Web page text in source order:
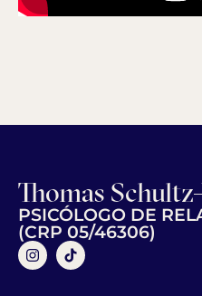
Thomas
PSICÓLOGO DE
(CRP 05/46306)